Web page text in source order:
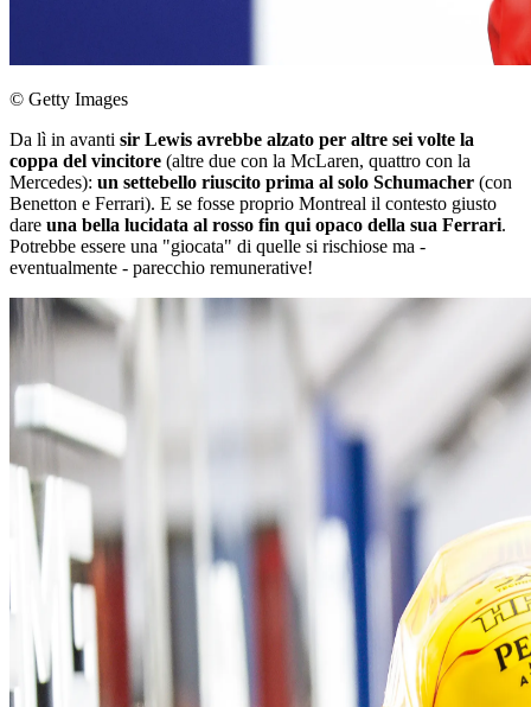
© Getty Images
Da lì in avanti sir Lewis avrebbe alzato per altre sei volte la
coppa del vincitore (altre due con la McLaren, quattro con la
Mercedes): un settebello riuscito prima al solo Schumacher (con
Benetton e Ferrari). E se fosse proprio Montreal il contesto giusto
dare una bella lucidata al rosso fin qui opaco della sua Ferrari.
Potrebbe essere una "giocata" di quelle si rischiose ma -
eventualmente - parecchio remunerative!